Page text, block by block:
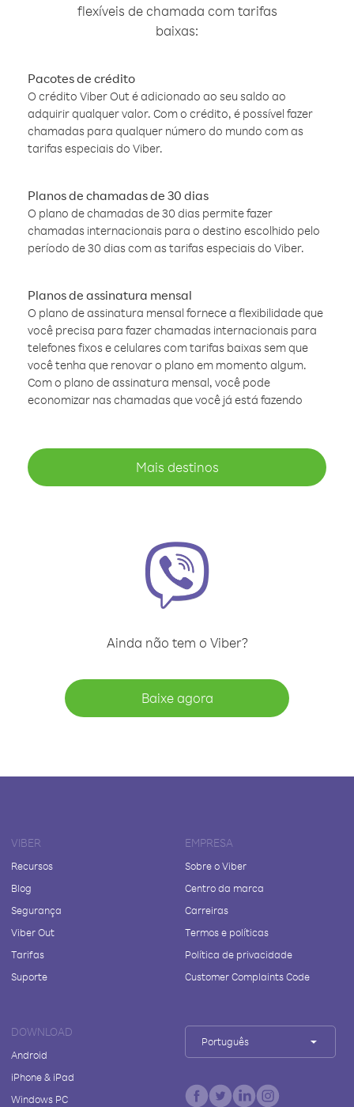
flexíveis de chamada com tarifas
baixas:
Pacotes de crédito
O crédito Viber Out é adicionado ao seu saldo ao
adquirir qualquer valor. Com o crédito, é possível fazer
chamadas para qualquer número do mundo com as
tarifas especiais do Viber.
Planos de chamadas de 30 dias
O plano de chamadas de 30 dias permite fazer
chamadas internacionais para o destino escolhido pelo
período de 30 dias com as tarifas especiais do Viber.
Planos de assinatura mensal
O plano de assinatura mensal fornece a flexibilidade que
você precisa para fazer chamadas internacionais para
telefones fixos e celulares com tarifas baixas sem que
você tenha que renovar o plano em momento algum.
Com o plano de assinatura mensal, você pode
economizar nas chamadas que você já está fazendo
Mais destinos
Ainda não tem o Viber?
Baixe agora
VIBER
Recursos
Blog
Segurança
Viber Out
Tarifas
Suporte
EMPRESA
Sobre o Viber
Centro da marca
Carreiras
Termos e políticas
Política de privacidade
Customer Complaints Code
DOWNLOAD
Android
iPhone & iPad
Windows PC
Português